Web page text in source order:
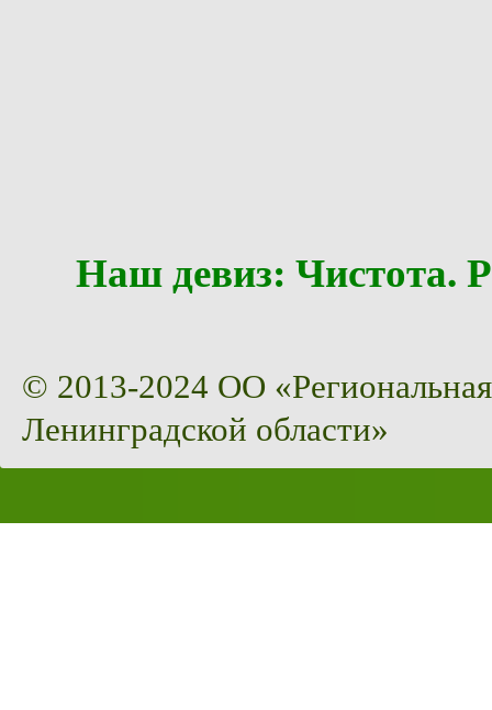
Наш девиз:
© 2013-2024 ОО
Ленинградской области»